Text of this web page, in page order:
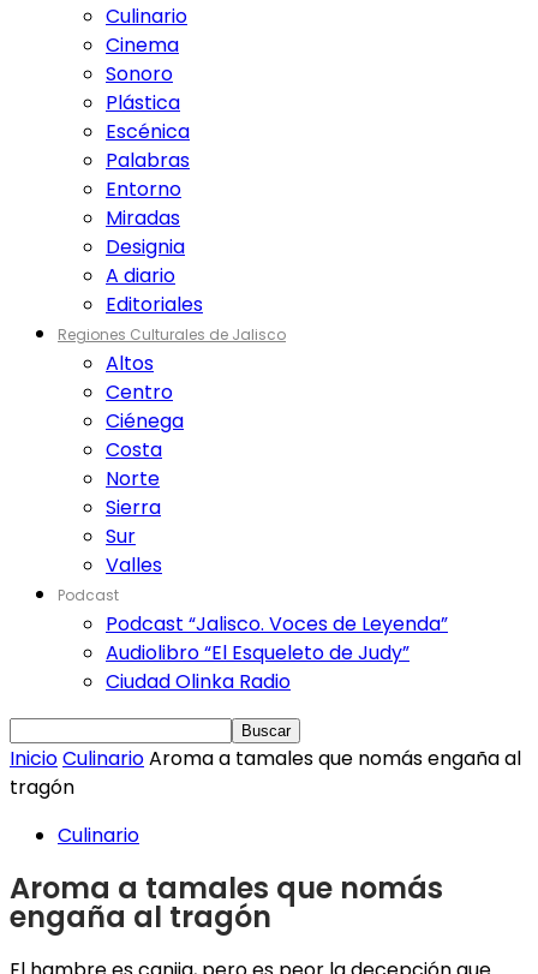
Culinario
Cinema
Sonoro
Plástica
Escénica
Palabras
Entorno
Miradas
Designia
A diario
Editoriales
Regiones Culturales de Jalisco
Altos
Centro
Ciénega
Costa
Norte
Sierra
Sur
Valles
Podcast
Podcast “Jalisco. Voces de Leyenda”
Audiolibro “El Esqueleto de Judy”
Ciudad Olinka Radio
InicioCulinarioAroma a tamales que nomás engaña al
tragón
Culinario
Aroma a tamales que nomás
engaña al tragón